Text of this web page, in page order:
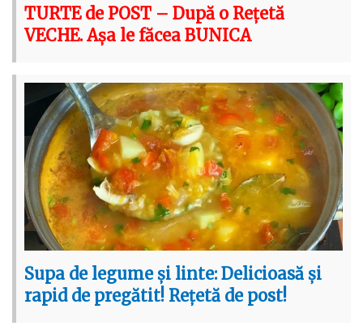
TURTE de POST – După o Rețetă
VECHE. Așa le făcea BUNICA
Supa de legume și linte: Delicioasă și
rapid de pregătit! Rețetă de post!